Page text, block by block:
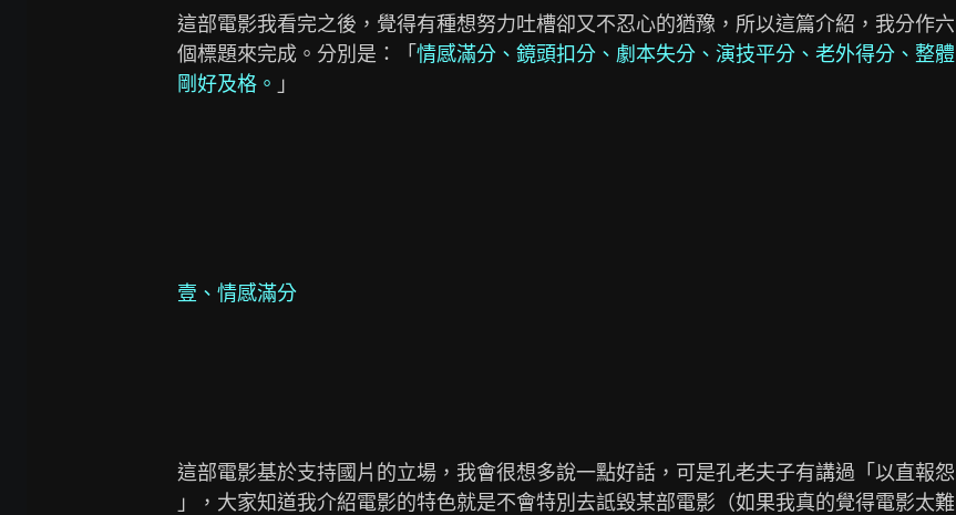
這部電影我看完之後，覺得有種想努力吐槽卻又不忍心的猶豫，所以這篇介紹，我分作六
個標題來完成。分別是：「 情感滿分、鏡頭扣分、劇本失分、演技平分、老外得分、整體
剛好及格。 」
壹、情感滿分
這部電影基於支持國片的立場，我會很想多說一點好話，可是孔老夫子有講過「以直報怨
」，大家知道我介紹電影的特色就是不會特別去詆毀某部電影（如果我真的覺得電影太難